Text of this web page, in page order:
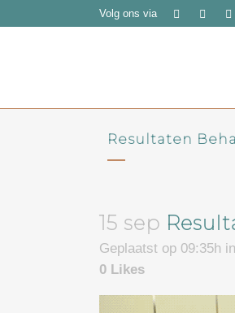
Volg ons via
Resultaten
15 sep
Geplaatst op 09:35h in
0 Likes